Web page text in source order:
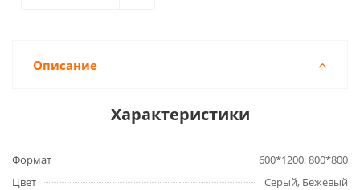
Описание
Характеристики
Формат
600*1200, 800*800
Цвет
Серый, Бежевый